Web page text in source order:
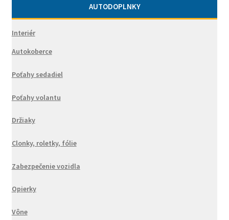
AUTODOPLNKY
Interiér
Autokoberce
Poťahy sedadiel
Poťahy volantu
Držiaky
Clonky, roletky, fólie
Zabezpečenie vozidla
Opierky
Vône